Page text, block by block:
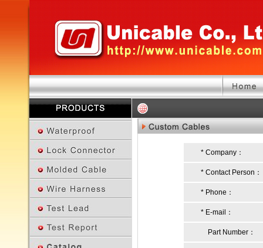
* Company：
* Contact Person：
* Phone：
* E-mail：
Part Number：